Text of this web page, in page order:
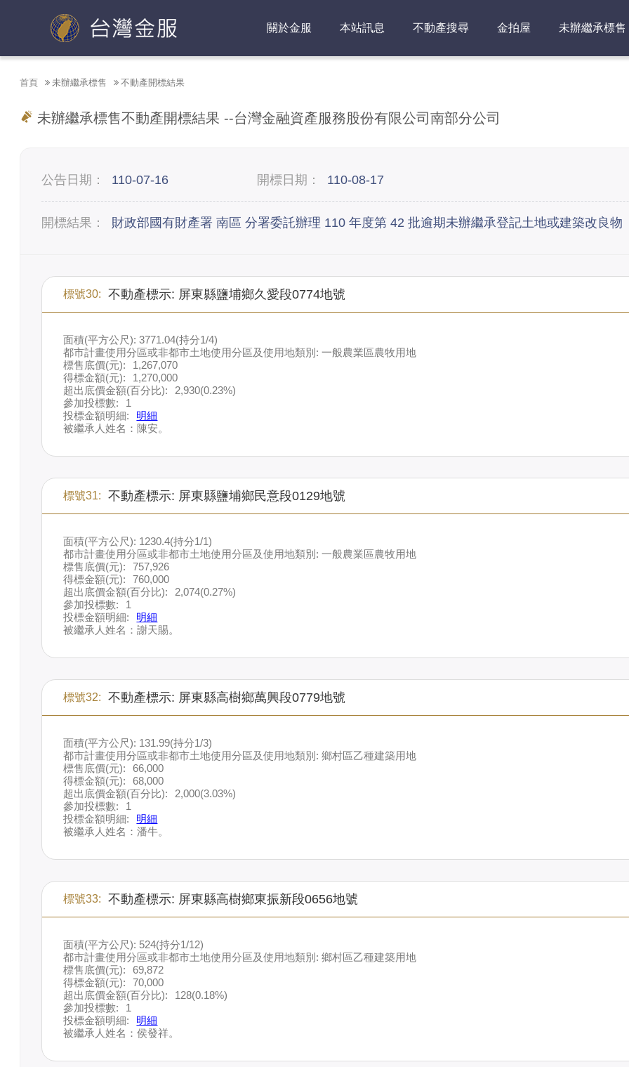
台灣金融資產服務股份有限公司
關於金服 本站訊息 不動產搜尋 金拍屋 未辦繼承標售
首頁 未辦繼承標售 不動產開標結果
未辦繼承標售不動產開標結果 --台灣金融資產服務股份有限公司南部分公司
公告日期： 110-07-16 開標日期： 110-08-17
開標結果： 財政部國有財產署 南區 分署委託辦理 110 年度第 42 批逾期未辦繼承登記土地或建築改良物
標號30: 不動產標示: 屏東縣鹽埔鄉久愛段0774地號
面積(平方公尺): 3771.04(持分1/4)
都市計畫使用分區或非都市土地使用分區及使用地類別: 一般農業區農牧用地
標售底價(元):
1,267,070
得標金額(元):
1,270,000
超出底價金額(百分比):
2,930(0.23%)
參加投標數:
1
投標金額明細:
明細
被繼承人姓名：陳安。
標號31: 不動產標示: 屏東縣鹽埔鄉民意段0129地號
面積(平方公尺): 1230.4(持分1/1)
都市計畫使用分區或非都市土地使用分區及使用地類別: 一般農業區農牧用地
標售底價(元):
757,926
得標金額(元):
760,000
超出底價金額(百分比):
2,074(0.27%)
參加投標數:
1
投標金額明細:
明細
被繼承人姓名：謝天賜。
標號32: 不動產標示: 屏東縣高樹鄉萬興段0779地號
面積(平方公尺): 131.99(持分1/3)
都市計畫使用分區或非都市土地使用分區及使用地類別: 鄉村區乙種建築用地
標售底價(元):
66,000
得標金額(元):
68,000
超出底價金額(百分比):
2,000(3.03%)
參加投標數:
1
投標金額明細:
明細
被繼承人姓名：潘牛。
標號33: 不動產標示: 屏東縣高樹鄉東振新段0656地號
面積(平方公尺): 524(持分1/12)
都市計畫使用分區或非都市土地使用分區及使用地類別: 鄉村區乙種建築用地
標售底價(元):
69,872
得標金額(元):
70,000
超出底價金額(百分比):
128(0.18%)
參加投標數:
1
投標金額明細:
明細
被繼承人姓名：侯發祥。